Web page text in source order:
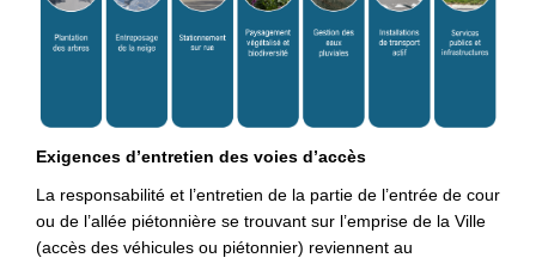
Exigences d’entretien des voies d’accès
La responsabilité et l’entretien de la partie de l’entrée de cour
ou de l’allée piétonnière se trouvant sur l’emprise de la Ville
(accès des véhicules ou piétonnier) reviennent au